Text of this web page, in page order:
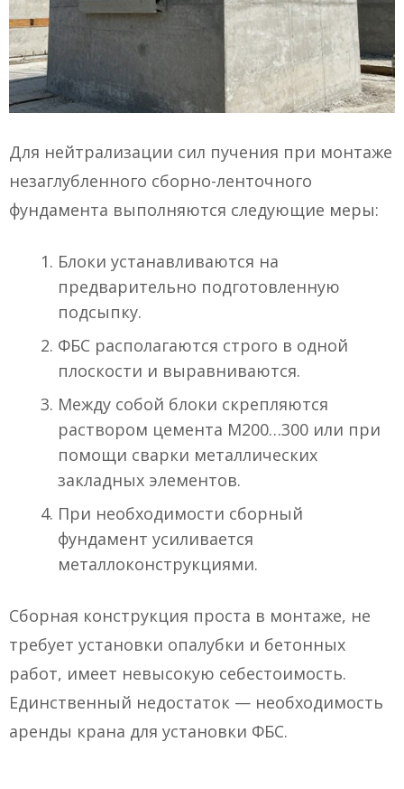
Для нейтрализации сил пучения при монтаже
незаглубленного сборно-ленточного
фундамента выполняются следующие меры:
Блоки устанавливаются на
предварительно подготовленную
подсыпку.
ФБС располагаются строго в одной
плоскости и выравниваются.
Между собой блоки скрепляются
раствором цемента М200…300 или при
помощи сварки металлических
закладных элементов.
При необходимости сборный
фундамент усиливается
металлоконструкциями.
Сборная конструкция проста в монтаже, не
требует установки опалубки и бетонных
работ, имеет невысокую себестоимость.
Единственный недостаток — необходимость
аренды крана для установки ФБС.